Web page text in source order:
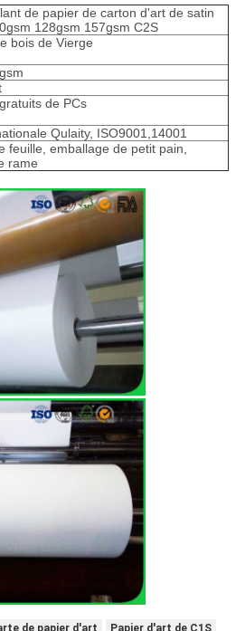
de papier de carton d'art de satin
128gsm 157gsm C2S
bois de Vierge
de PCs
Qulaity, ISO9001,14001
feuille, emballage de petit pain,
rame
de papier d'art Papier d'art de C1S